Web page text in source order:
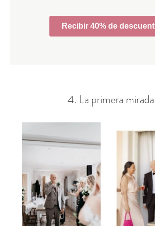
4. La primera mirada